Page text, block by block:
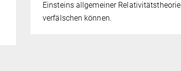
Einsteins allgemeiner Relativitätstheorie
verfälschen können.